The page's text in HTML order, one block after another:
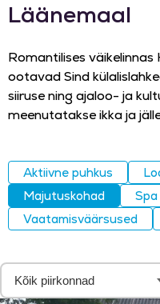
Läänemaal
Romantilises väikelinnas
ootavad Sind
siiruse ning ajaloo- ja
meenutatakse ikka ja
Aktiivne puhkus
Majutuskohad
Spa
Vaatamisväärsused